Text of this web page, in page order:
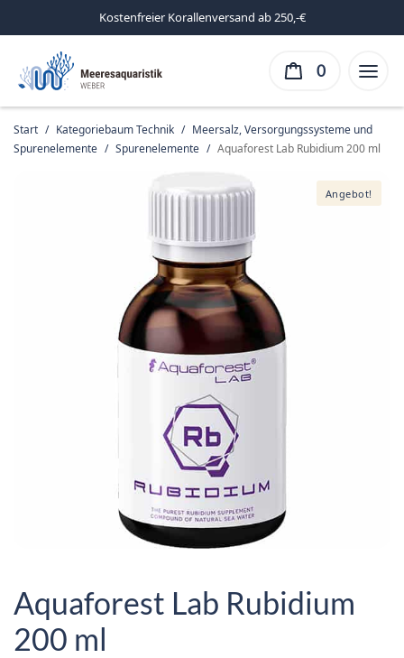
Kostenfreier Korallenversand ab 250,-€
0
Start / Kategoriebaum Technik / Meersalz, Versorgungssysteme und
Spurenelemente / Spurenelemente / Aquaforest Lab Rubidium 200 ml
Angebot!
Aquaforest Lab Rubidium
200 ml